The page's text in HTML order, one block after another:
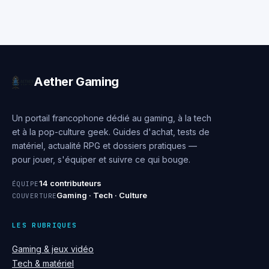
Aether Gaming
Un portail francophone dédié au gaming, à la tech
et à la pop-culture geek. Guides d'achat, tests de
matériel, actualité RPG et dossiers pratiques —
pour jouer, s'équiper et suivre ce qui bouge.
ÉQUIPE14 contributeurs
COUVERTUREGaming · Tech · Culture
LES RUBRIQUES
Gaming & jeux vidéo
Tech & matériel